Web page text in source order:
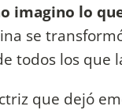
imagino lo
se
todos los que
que dejó